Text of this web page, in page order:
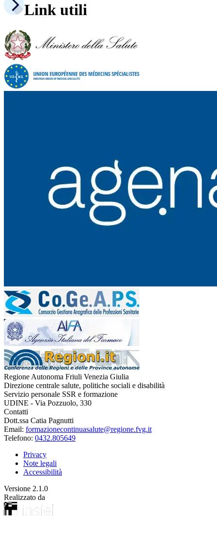
Link utili
Regione Autonoma Friuli Venezia Giulia
Direzione centrale salute, politiche sociali e disabilità
Servizio personale SSR e formazione
UDINE - Via Pozzuolo, 330
Contatti
Dott.ssa Catia Pagnutti
Email: formazionecontinuasalute@regione.fvg.it
Telefono: 0432.805649
Privacy
Note legali
Accessibilità
Versione 2.1.0
Realizzato da